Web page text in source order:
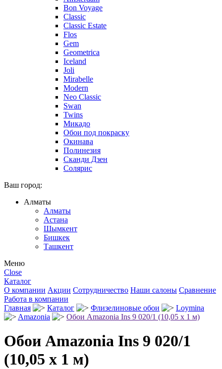
Bon Voyage
Classic
Classic Estate
Flos
Gem
Geometrica
Iceland
Joli
Mirabelle
Modern
Neo Classic
Swan
Twins
Микадо
Обои под покраску
Окинава
Полинезия
Сканди Дзен
Солярис
Ваш город:
Алматы
Алматы
Астана
Шымкент
Бишкек
Ташкент
Меню
Close
Каталог
О компании Акции Сотрудничество Наши салоны Сравнение
Работа в компании
Главная
Каталог Флизелиновые обои
Loymina
Amazonia
Обои Amazonia Ins 9 020/1 (10,05 х 1 м)
Обои Amazonia Ins 9 020/1
(10,05 х 1 м)